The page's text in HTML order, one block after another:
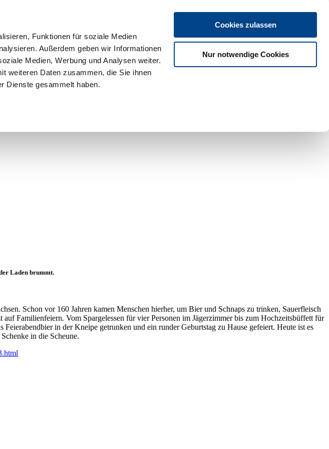
Funktionen für soziale Medien
Außerdem geben wir Informationen
Medien, Werbung und Analysen weiter.
weiteren Daten zusammen, die Sie ihnen
Dienste gesammelt haben.
Cookies zulassen
Nur notwendige Cookies
Laden brummt.
Schon vor 160 Jahren kamen Menschen hierher, um Bier und Schnaps zu trinken, Sauerfleisch
Familienfeiern. Vom Spargelessen für vier Personen im Jägerzimmer bis zum Hochzeitsbüffett für
in der Kneipe getrunken und ein runder Geburtstag zu Hause gefeiert. Heute ist es
in die Scheune.